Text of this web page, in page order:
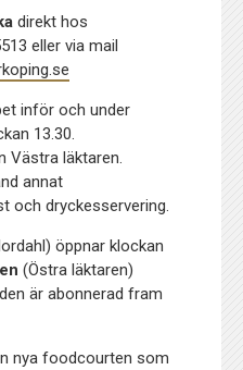
direkt hos
eller via mail
inför och under
13.30.
Västra läktaren.
annat
och dryckesservering.
öppnar klockan
(Östra läktaren)
är abonnerad fram
nya foodcourten som